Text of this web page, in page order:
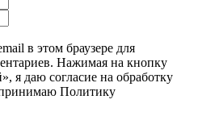
в этом браузере для
Нажимая на кнопку
я даю согласие на обработку
Политику